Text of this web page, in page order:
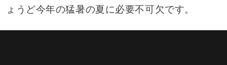
ょうど今年の猛暑の夏に必要不可欠です。